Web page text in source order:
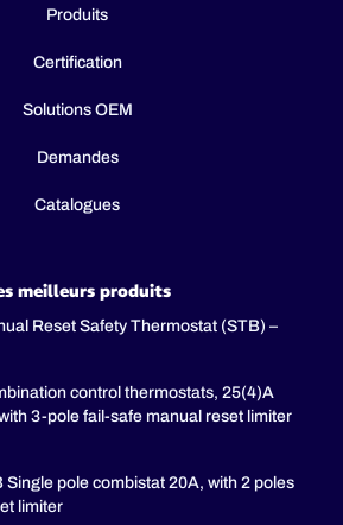
Produits
Certification
Solutions OEM
Demandes
Catalogues
meilleurs produits
Reset Safety Thermostat (STB) –
control thermostats, 25(4)A
3-pole fail-safe manual reset limiter
Single pole combistat 20A, with 2 poles
limiter